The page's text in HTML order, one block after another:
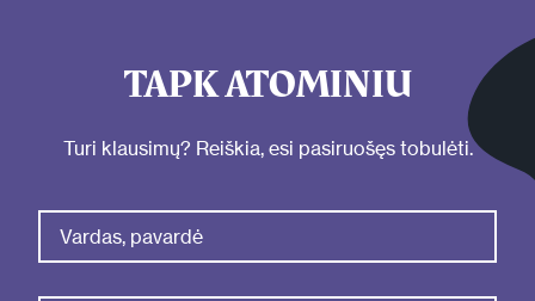
TAPK ATOMINIU
Turi klausimų? Reiškia, esi pasiruošęs tobulėti.